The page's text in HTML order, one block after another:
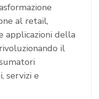
al retail,
applicazioni della
il
servizi e